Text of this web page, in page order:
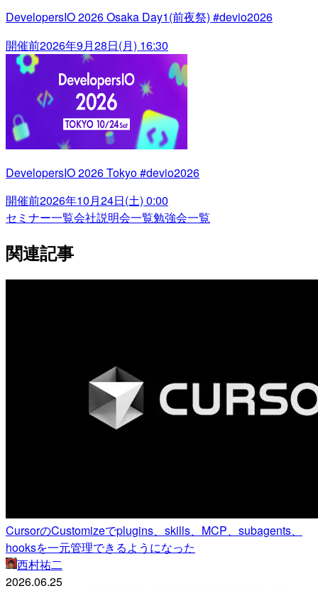
DevelopersIO 2026 Osaka Day1(前夜祭) #devio2026
開催前2026年9月28日(月) 16:30
DevelopersIO 2026 Tokyo #devio2026
開催前2026年10月24日(土) 0:00
セミナー一覧会社説明会一覧勉強会一覧
関連記事
CursorのCustomizeでplugins、skills、MCP、subagents、
hooksを一元管理できるようになった
西村祐二
2026.06.25